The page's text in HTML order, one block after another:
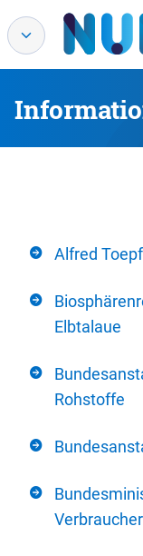
Alfred
Elbtalaue
Rohstoffe